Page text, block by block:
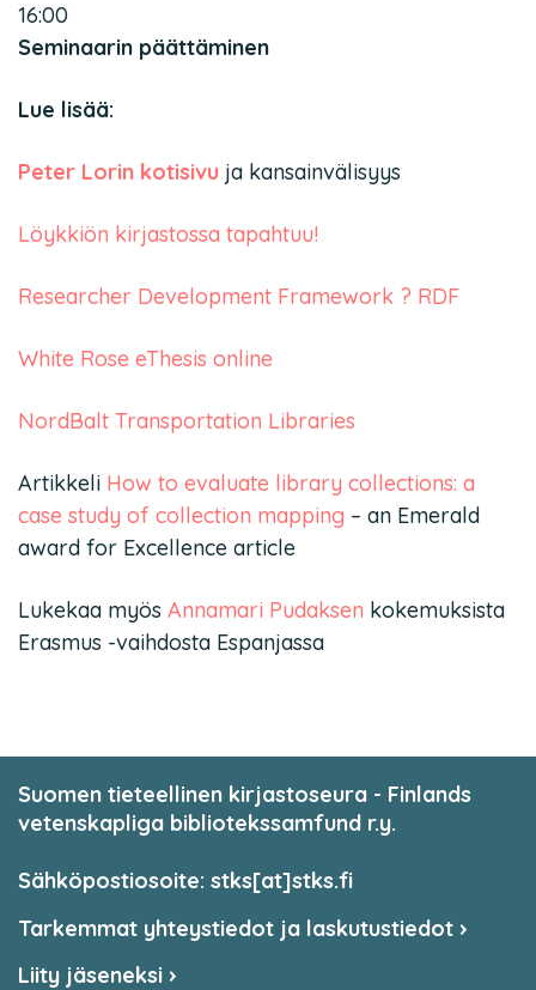
16:00
Seminaarin päättäminen
Lue lisää:
Peter Lorin kotisivu ja kansainvälisyys
Löykkiön kirjastossa tapahtuu!
Researcher Development Framework ? RDF
White Rose eThesis online
NordBalt Transportation Libraries
Artikkeli How to evaluate library collections: a
case study of collection mapping – an Emerald
award for Excellence article
Lukekaa myös Annamari Pudaksen kokemuksista
Erasmus -vaihdosta Espanjassa
Suomen tieteellinen kirjastoseura - Finlands
vetenskapliga bibliotekssamfund r.y.
Sähköpostiosoite: stks[at]stks.fi
Tarkemmat yhteystiedot ja laskutustiedot
Liity jäseneksi